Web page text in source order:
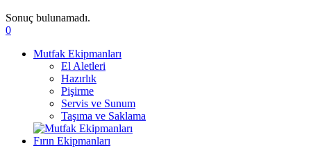
Sonuç bulunamadı.
0
Mutfak Ekipmanları
El Aletleri
Hazırlık
Pişirme
Servis ve Sunum
Taşıma ve Saklama
Fırın Ekipmanları